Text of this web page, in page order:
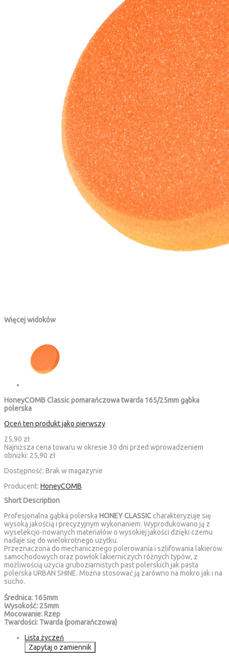
Więcej widoków
HoneyCOMB Classic pomarańczowa twarda 165/25mm gąbka
polerska
Oceń ten produkt jako pierwszy
25,90 zł
Najniższa cena towaru w okresie 30 dni przed wprowadzeniem
obniżki: 25,90 zł
Dostępność: Brak w magazynie
Producent: HoneyCOMB
Short Description
Profesjonalna gąbka polerska HONEY CLASSIC charakteryzuje się
wysoką jakością i precyzyjnym wykonaniem. Wyprodukowano ją z
wyselekcjo-nowanych materiałów o wysokiej jakości dzięki czemu
nadaje się do wielokrotnego użytku.
Przeznaczona do mechanicznego polerowania i szlifowania lakierów
samochodowych oraz powłok lakierniczych różnych typów, z
możliwością użycia gruboziarnistych past polerskich jak pasta
polerska URBAN SHINE. Można stosować ją zarówno na mokro jak i na
sucho.
Średnica: 165mm
Wysokość: 25mm
Mocowanie: Rzep
Twardości: Twarda (pomarańczowa)
Lista życzeń
Zapytaj o zamiennik